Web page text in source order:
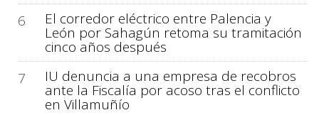
6
El corredor eléctrico entre Palencia y
León por Sahagún retoma su tramitación
cinco años después
7
IU denuncia a una empresa de recobros
ante la Fiscalía por acoso tras el conflicto
en Villamuñío